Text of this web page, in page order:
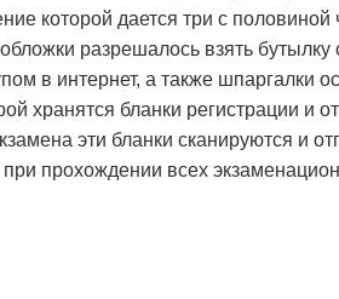
которой дается три с
разрешалось взять бутылку
в интернет, а также шпаргалки
хранятся бланки регистрации и
эти бланки сканируются и
прохождении всех